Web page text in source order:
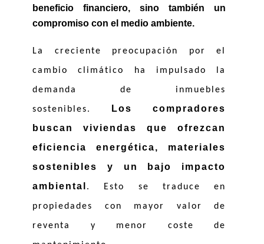
beneficio financiero, sino también un
compromiso con el medio ambiente.
La creciente preocupación por el
cambio climático ha impulsado la
demanda de inmuebles
sostenibles. Los compradores
buscan viviendas que ofrezcan
eficiencia energética, materiales
sostenibles y un bajo impacto
ambiental. Esto se traduce en
propiedades con mayor valor de
reventa y menor coste de